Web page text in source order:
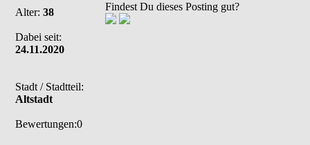
Alter: 38
Dabei seit:
24.11.2020
Stadt / Stadtteil:
Altstadt
Bewertungen:0
Findest Du dieses Posting gut?